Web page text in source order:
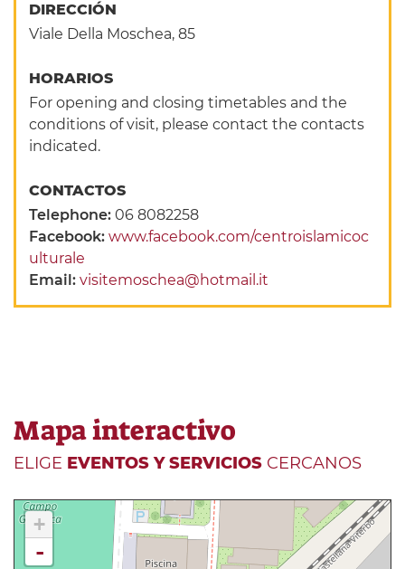
DIRECCIÓN
Viale Della Moschea, 85
HORARIOS
For opening and closing timetables and the
conditions of visit, please contact the contacts
indicated.
CONTACTOS
Telephone:06 8082258
Facebook:www.facebook.com/centroislamicoc
ulturale
Email:visitemoschea@hotmail.it
Mapa interactivo
ELIGE EVENTOS Y SERVICIOS CERCANOS
+
-